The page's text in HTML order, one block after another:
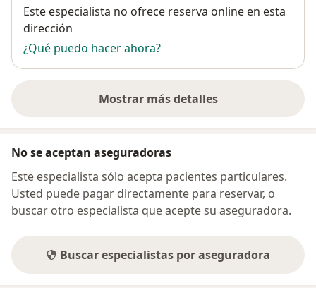
Disponibilidad
Este especialista no ofrece reserva online en esta
dirección
¿Qué puedo hacer ahora?
Mostrar más detalles
sobre la dirección
No se aceptan aseguradoras
Este especialista sólo acepta pacientes particulares.
Usted puede pagar directamente para reservar, o
buscar otro especialista que acepte su aseguradora.
Buscar especialistas por aseguradora